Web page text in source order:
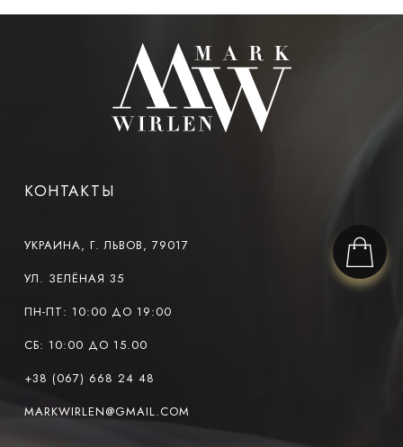
КОНТАКТЫ
УКРАИНА, Г. ЛЬВОВ, 79017
УЛ. ЗЕЛЁНАЯ 35
ПН-ПТ: 10:00 ДО 19:00
СБ: 10:00 ДО 15.00
+38 (067) 668 24 48
MARKWIRLEN@GMAIL.COM